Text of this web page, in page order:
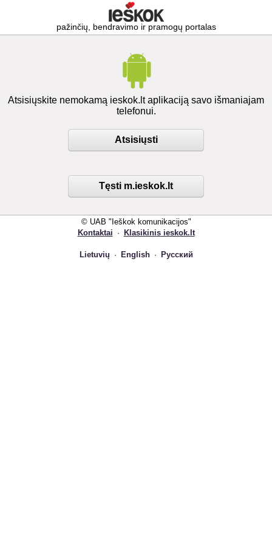
pažinčių, bendravimo ir pramogų portalas
Atsisiųskite nemokamą ieskok.lt aplikaciją savo išmaniajam
telefonui.
Atsisiųsti
Tęsti m.ieskok.lt
© UAB "Ieškok komunikacijos"
Kontaktai · Klasikinis ieskok.lt
Lietuvių · English · Русский